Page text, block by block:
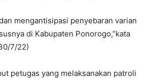
mengantisipasi penyebaran varian
di Kabupaten Ponorogo,”kata
7/22)
petugas yang melaksanakan patroli